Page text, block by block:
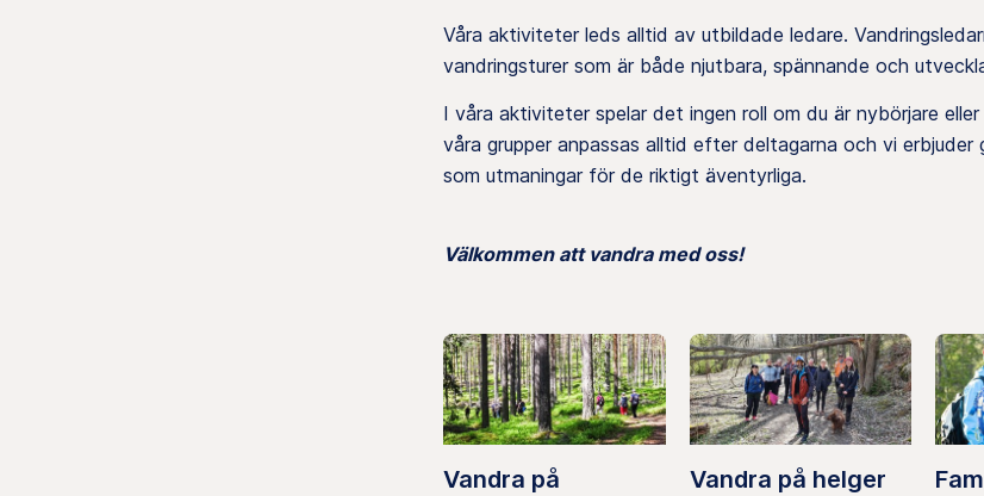
Våra aktiviteter leds alltid av utbildade ledare.
vandringsturer som är både njutbara, spännande och
I våra aktiviteter spelar det ingen roll om du är nybörjare
våra grupper anpassas alltid efter deltagarna och vi erbjuder
som utmaningar för de riktigt äventyrliga.
Välkommen att vandra med oss!
Vandra på
Vandra på helger